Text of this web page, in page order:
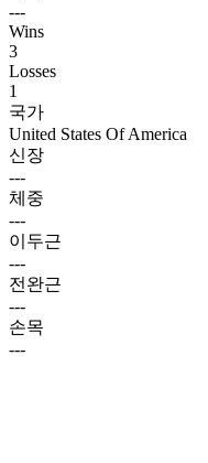
---
Wins
3
Losses
1
국가
United States Of America
신장
---
체중
---
이두근
---
전완근
---
손목
---